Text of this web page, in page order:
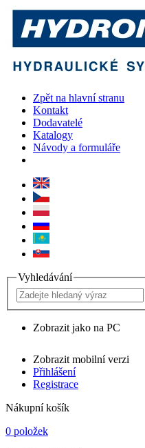
Zpět na hlavní stranu
Kontakt
Dodavatelé
Katalogy
Návody a formuláře
Vyhledávání
Zobrazit jako na PC
Zobrazit mobilní verzi
Přihlášení
Registrace
Nákupní košík
0 položek